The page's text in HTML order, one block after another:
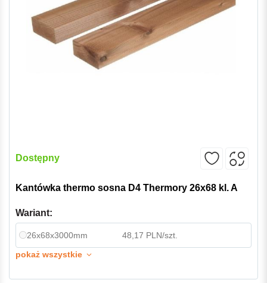
Dostępny
Kantówka thermo sosna D4 Thermory 26x68 kl. A
Wariant:
26x68x3000mm
48,17 PLN/szt.
pokaż wszystkie